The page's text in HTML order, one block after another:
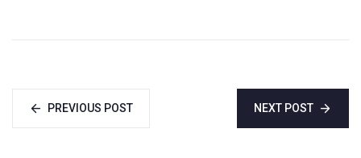
PREVIOUS POST NEXT POST